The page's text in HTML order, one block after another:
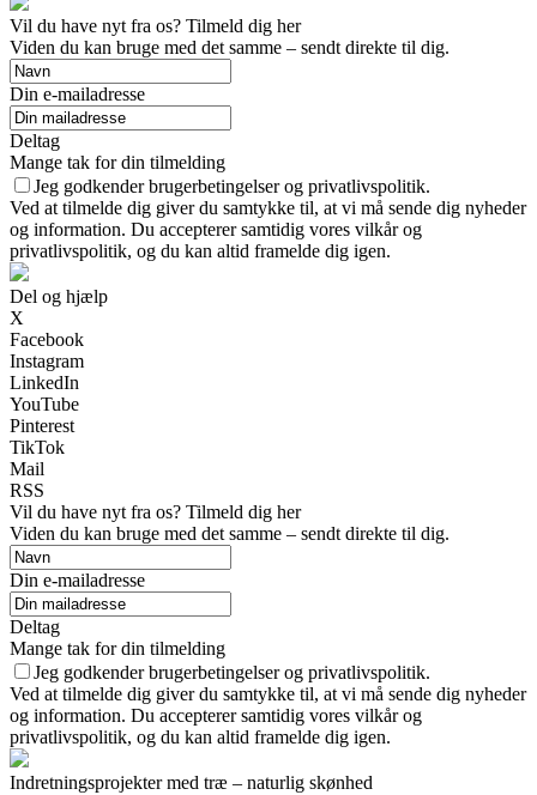
Vil du have nyt fra os? Tilmeld dig her
Viden du kan bruge med det samme – sendt direkte til dig.
Din e-mailadresse
Deltag
Mange tak for din tilmelding
Jeg godkender brugerbetingelser og privatlivspolitik.
Ved at tilmelde dig giver du samtykke til, at vi må sende dig nyheder
og information. Du accepterer samtidig vores vilkår og
privatlivspolitik, og du kan altid framelde dig igen.
Del og hjælp
X
Facebook
Instagram
LinkedIn
YouTube
Pinterest
TikTok
Mail
RSS
Vil du have nyt fra os? Tilmeld dig her
Viden du kan bruge med det samme – sendt direkte til dig.
Din e-mailadresse
Deltag
Mange tak for din tilmelding
Jeg godkender brugerbetingelser og privatlivspolitik.
Ved at tilmelde dig giver du samtykke til, at vi må sende dig nyheder
og information. Du accepterer samtidig vores vilkår og
privatlivspolitik, og du kan altid framelde dig igen.
Indretningsprojekter med træ – naturlig skønhed